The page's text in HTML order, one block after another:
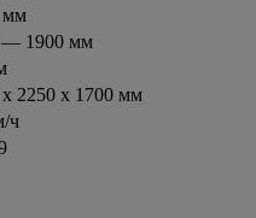
мм
— 1900 мм
2250 х 1700 мм
ч